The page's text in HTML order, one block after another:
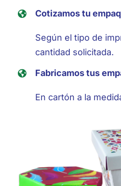
Cotizamos tu
Según el tipo de
cantidad solicitada.
Fabricamos tus
En cartón a la